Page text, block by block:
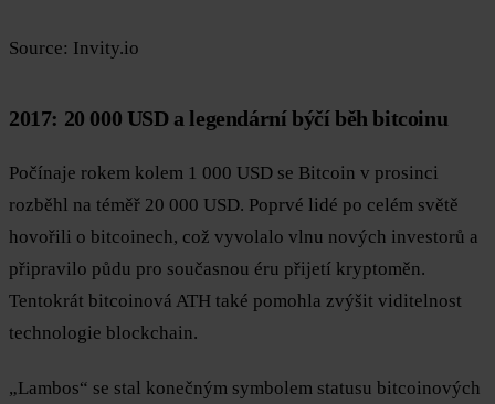
Source: Invity.io
2017: 20 000 USD a legendární býčí běh bitcoinu
Počínaje rokem kolem 1 000 USD se Bitcoin v prosinci
rozběhl na téměř 20 000 USD. Poprvé lidé po celém světě
hovořili o bitcoinech, což vyvolalo vlnu nových investorů a
připravilo půdu pro současnou éru přijetí kryptoměn.
Tentokrát bitcoinová ATH také pomohla zvýšit viditelnost
technologie blockchain.
„Lambos“ se stal konečným symbolem statusu bitcoinových